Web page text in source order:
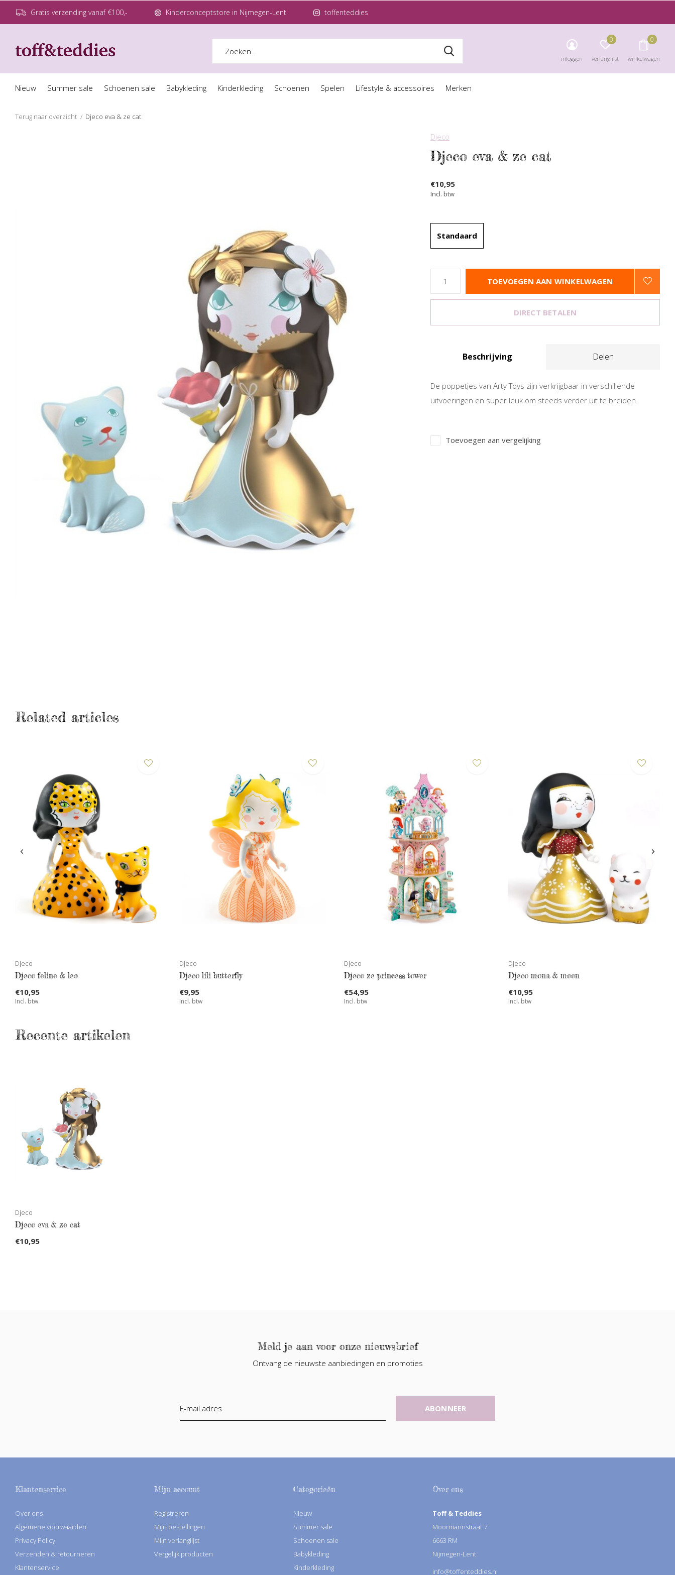
Nieuw Summer sale Schoenen sale Babykleding Kinderkleding Schoenen Spelen Lifestyle & accessoires Merken
inloggen verlanglijst
0
winkelwagen
0
Gratis verzending vanaf €100,- Kinderconceptstore in Nijmegen-Lent toffenteddies
Terug naar overzicht Djeco eva & ze cat
Djeco
Djeco eva & ze cat
€10,95
Incl. btw
Standaard
TOEVOEGEN AAN WINKELWAGEN
DIRECT BETALEN
Beschrijving Delen
De poppetjes van Arty Toys zijn verkrijgbaar in verschillende
uitvoeringen en super leuk om steeds verder uit te breiden.
Toevoegen aan vergelijking
Related articles
Djeco
Djeco feline & leo
€10,95
Incl. btw
Djeco
Djeco lili butterfly
€9,95
Incl. btw
Djeco
Djeco ze princess tower
€54,95
Incl. btw
Djeco
Djeco mona & moon
€10,95
Incl. btw
Recente artikelen
Djeco
Djeco eva & ze cat
€10,95
Meld je aan voor onze nieuwsbrief
Ontvang de nieuwste aanbiedingen en promoties
ABONNEER
Klantenservice
Over ons
Algemene voorwaarden
Privacy Policy
Verzenden & retourneren
Klantenservice
Mijn account
Registreren
Mijn bestellingen
Mijn verlanglijst
Vergelijk producten
Categorieën
Nieuw
Summer sale
Schoenen sale
Babykleding
Kinderkleding
Over ons
Toff & Teddies
Moormannstraat 7
6663 RM
Nijmegen-Lent
info@toffenteddies.nl